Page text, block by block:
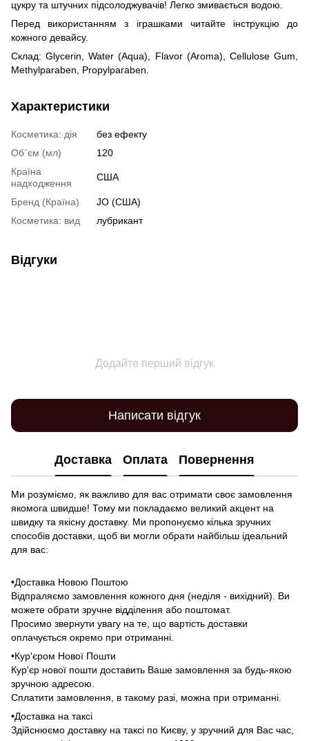
цукру та штучних підсолоджувачів! Легко змивається водою.
Перед використанням з іграшками читайте інструкцію до
кожного девайсу.
Склад: Glycerin, Water (Aqua), Flavor (Aroma), Cellulose Gum,
Methylparaben, Propylparaben.
Характеристики
Косметика: дія
без ефекту
Об`єм (мл)
120
Країна
надходження
США
Бренд (Країна)
JO (США)
Косметика: вид
лубрикант
Відгуки
Додайте перший відгук
Написати відгук
Доставка Оплата Повернення
Ми розуміємо, як важливо для вас отримати своє замовлення
якомога швидше! Тому ми покладаємо великий акцент на
швидку та якісну доставку. Ми пропонуємо кілька зручних
способів доставки, щоб ви могли обрати найбільш ідеальний
для вас:
•Доставка Новою Поштою
Відпраляємо замовлення кожного дня (неділя - вихідний). Ви
можете обрати зручне відділення або поштомат.
Просимо звернути увагу на те, що вартість доставки
оплачується окремо при отриманні.
•Кур'єром Нової Пошти
Кур'єр нової пошти доставить Ваше замовлення за будь-якою
зручною адресою.
Сплатити замовлення, в такому разі, можна при отриманні.
•Доставка на таксі
Здійснюємо доставку на таксі по Києву, у зручний для Вас час,